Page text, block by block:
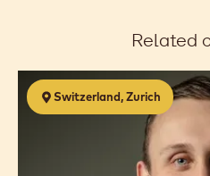
new
Related
Switzerland, Zurich
Pour
les